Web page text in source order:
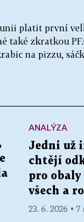
platit první
také zkratkou
na pizzu,
ANALÝZA
Jedni už
chtějí
pro obaly
všech a
23. 6. 2026 ▪ 7